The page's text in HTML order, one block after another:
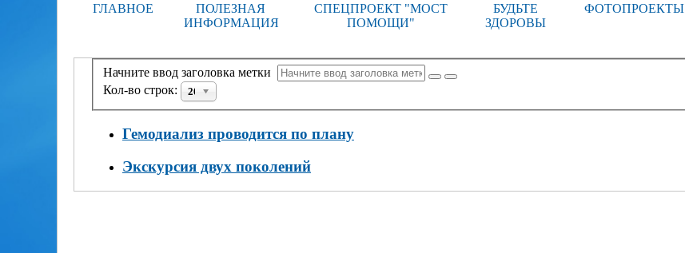
ГЛАВНОЕ
ПОЛЕЗНАЯ
ИНФОРМАЦИЯ
СПЕЦПРОЕКТ "МОСТ
ПОМОЩИ"
БУДЬТЕ
ЗДОРОВЫ
ФОТОПРОЕКТЫ
Начните ввод заголовка метки
Кол-во строк:
20
Гемодиализ проводится по плану
Экскурсия двух поколений